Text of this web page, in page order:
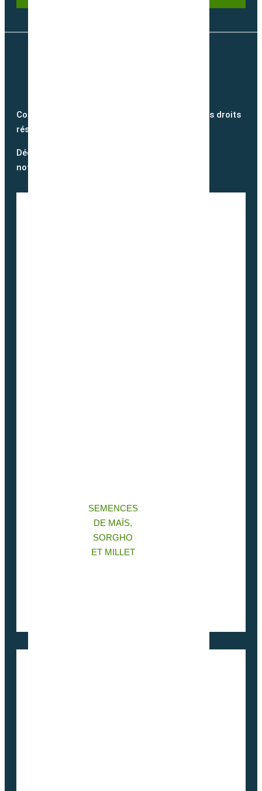
SEMENCES
DE MAÏS,
SORGHO
ET MILLET
Copyright @2026 semence-biologique.fr – Tous droits
réservés – Réalisé par
Découvrez notre blog et suivez
notre actualité